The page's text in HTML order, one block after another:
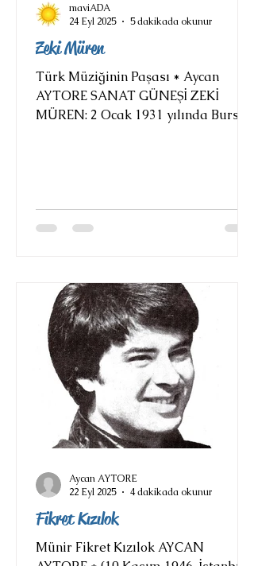
Zeki Müren
Türk Müziğinin Paşası * Aycan
AYTORE SANAT GÜNEŞİ ZEKİ
MÜREN: 2 Ocak 1931 yılında Bursa
maviADA
24 Eyl 2025
5 dakikada okunur
Fikret Kızılok
Münir Fikret Kızılok AYCAN
Aycan AYTORE
22 Eyl 2025
4 dakikada okunur